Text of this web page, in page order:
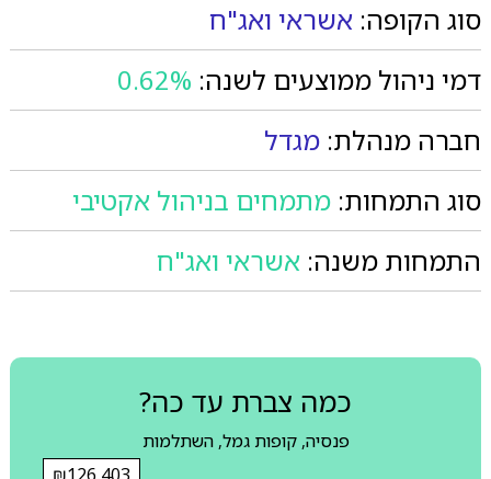
סוג הקופה: אשראי ואג"ח
דמי ניהול ממוצעים לשנה: 0.62%
חברה מנהלת: מגדל
סוג התמחות: מתמחים בניהול אקטיבי
התמחות משנה: אשראי ואג"ח
כמה צברת עד כה?
פנסיה, קופות גמל, השתלמות